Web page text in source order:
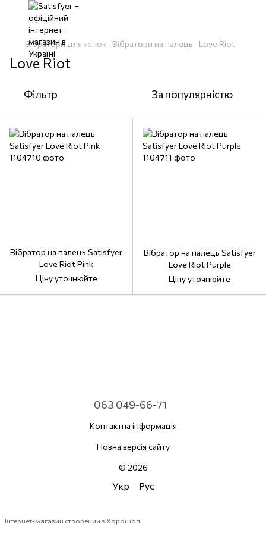
Вібратори для жінок Вібратори на палець Love Riot
Love Riot
Фільтр За популярністю
Вібратор на палець Satisfyer
Love Riot Pink
Ціну уточнюйте
Вібратор на палець Satisfyer
Love Riot Purple
Ціну уточнюйте
063 049-66-71
Контактна інформація
Повна версія сайту
© 2026
Укр Рус
Інтернет-магазин створений з Хорошоп